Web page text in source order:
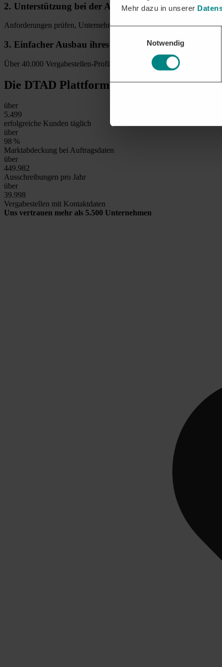
Mehr dazu in unserer
Notwendig
2. Unterstützung bei der Angebotsabgabe
Anforderungen prüfen, Unternehmensschnittstellen einbinden, alle
3. Einfacher Ausbau ihres Firmennetzwerks
Über 40.000 Vergabestellen-Profile bieten Klarheit über
Die DTAD Plattformin Zahlen
über
5.500
erfolgreiche Kunden täglich
über
99 %
Marktabdeckung bei Auftragsdaten
über
450.000
Ausschreibungen pro Jahr
über
40.000
Vergabestellen mit Kontaktdaten
Uns vertrauen mehr als 5.500 Unternehmen